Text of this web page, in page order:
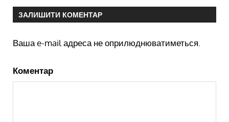
ЗАЛИШИТИ КОМЕНТАР
Ваша e-mail адреса не оприлюднюватиметься.
Коментар